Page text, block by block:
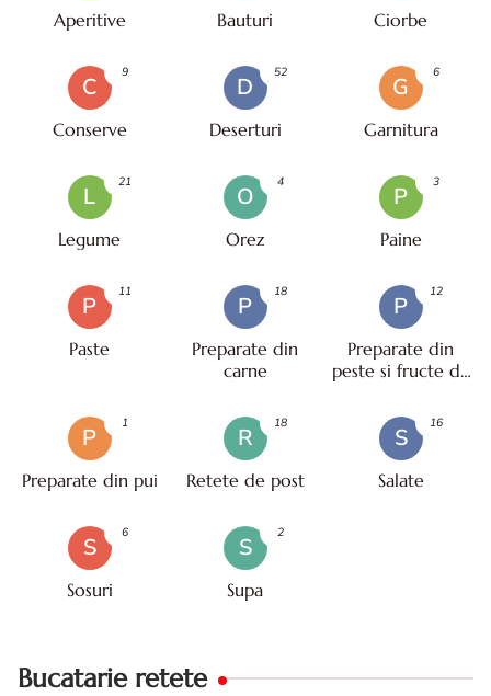
Aperitive Bauturi Ciorbe
C
Conserve
9
D
Deserturi
52
G
Garnitura
6
L
Legume
21
O
Orez
4
P
Paine
3
P
Paste
11
P
Preparate din
carne
18
P
Preparate din
peste si fructe de
12
P
Preparate din pui
1
R
Retete de post
18
S
Salate
16
S
Sosuri
6
S
Supa
2
Bucatarie retete